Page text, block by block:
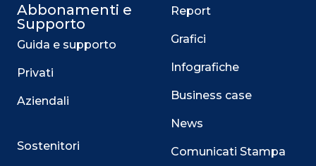
Abbonamenti e
Supporto
Guida e supporto
Privati
Aziendali
Sostenitori
Report
Grafici
Infografiche
Business case
News
Comunicati Stampa